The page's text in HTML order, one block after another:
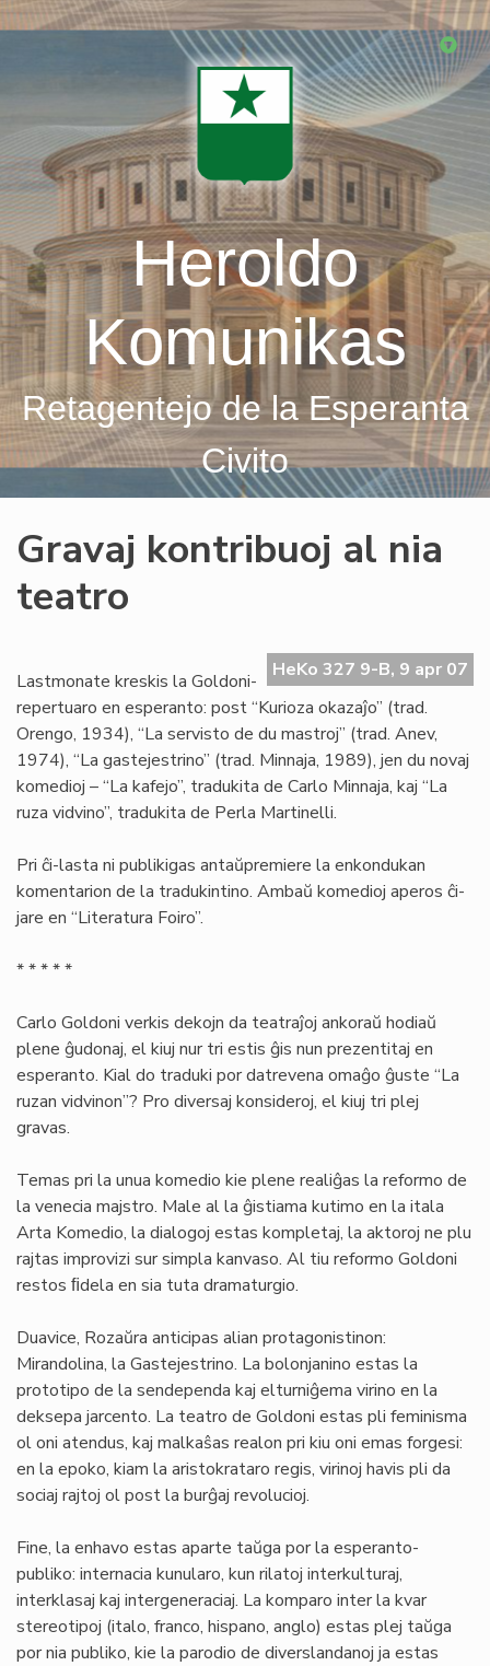
Skip
Heroldo
Komunikas
Retagentejo de la Esperanta
Civito
Gravaj kontribuoj al nia
teatro
HeKo 327 9-B, 9 apr 07
Lastmonate kreskis la Goldoni-
repertuaro en esperanto: post “Kurioza okazaĵo” (trad.
Orengo, 1934), “La servisto de du mastroj” (trad. Anev,
1974), “La gastejestrino” (trad. Minnaja, 1989), jen du novaj
komedioj – “La kafejo”, tradukita de Carlo Minnaja, kaj “La
ruza vidvino”, tradukita de Perla Martinelli.
Pri ĉi-lasta ni publikigas antaŭpremiere la enkondukan
komentarion de la tradukintino. Ambaŭ komedioj aperos ĉi-
jare en “Literatura Foiro”.
* * * * *
Carlo Goldoni verkis dekojn da teatraĵoj ankoraŭ hodiaŭ
plene ĝudonaj, el kiuj nur tri estis ĝis nun prezentitaj en
esperanto. Kial do traduki por datrevena omaĝo ĝuste “La
ruzan vidvinon”? Pro diversaj konsideroj, el kiuj tri plej
gravas.
Temas pri la unua komedio kie plene realiĝas la reformo de
la venecia majstro. Male al la ĝistiama kutimo en la itala
Arta Komedio, la dialogoj estas kompletaj, la aktoroj ne plu
rajtas improvizi sur simpla kanvaso. Al tiu reformo Goldoni
restos ﬁdela en sia tuta dramaturgio.
Duavice, Rozaŭra anticipas alian protagonistinon:
Mirandolina, la Gastejestrino. La bolonjanino estas la
prototipo de la sendependa kaj elturniĝema virino en la
deksepa jarcento. La teatro de Goldoni estas pli feminisma
ol oni atendus, kaj malkaŝas realon pri kiu oni emas forgesi:
en la epoko, kiam la aristokrataro regis, virinoj havis pli da
sociaj rajtoj ol post la burĝaj revolucioj.
Fine, la enhavo estas aparte taŭga por la esperanto-
publiko: internacia kunularo, kun rilatoj interkulturaj,
interklasaj kaj intergeneraciaj. La komparo inter la kvar
stereotipoj (italo, franco, hispano, anglo) estas plej taŭga
por nia publiko, kie la parodio de diverslandanoj ja estas